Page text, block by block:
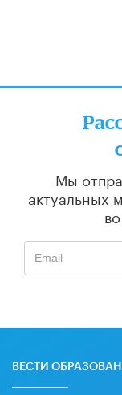
Мы
актуальных
ВЕСТИ